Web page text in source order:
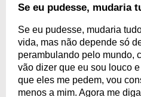
Se eu pudesse, mudaria
Se eu pudesse, mudaria
vida, mas não depende só
perambulando pelo mundo,
vão dizer que eu sou louco
que eles me pedem, vou
menos a mim. Agora me